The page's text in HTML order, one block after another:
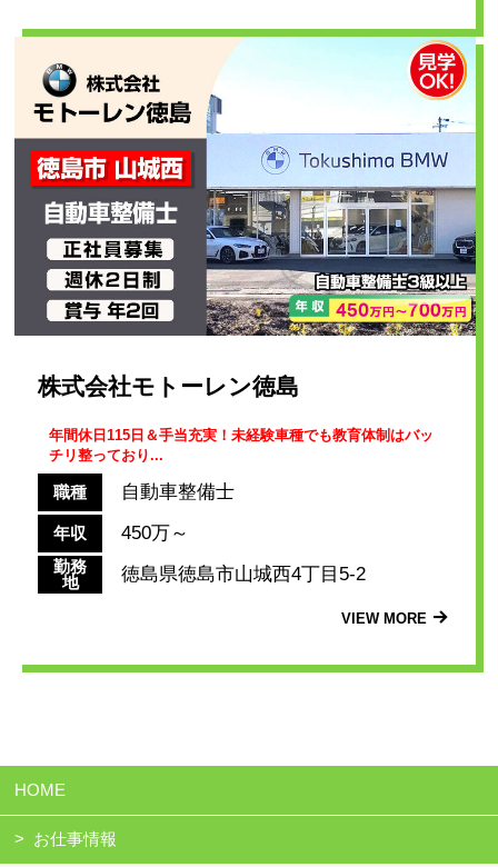
株式会社モトーレン徳島
年間休日115日＆手当充実！未経験車種でも教育体制はバッ
チリ整っており...
職種 自動車整備士
年収 450万～
勤務
地
徳島県徳島市山城西4丁目5-2
VIEW MORE
HOME
お仕事情報